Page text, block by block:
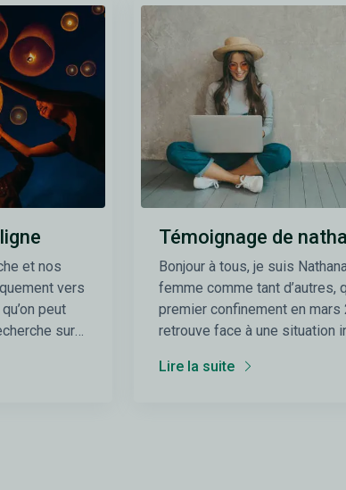
et nos
vers
peut
sur
Témoignage de
Bonjour à tous, je suis
femme comme tant d’autres,
premier confinement en mars
retrouve face à une situation
Lire la suite